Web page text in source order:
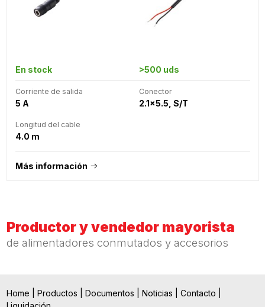
En stock >500 uds
Corriente de salida
5 A
Conector
2.1x5.5, S/T
Longitud del cable
4.0 m
Más información
Productor y vendedor mayorista
de alimentadores conmutados y accesorios
Home Productos Documentos Noticias Contacto